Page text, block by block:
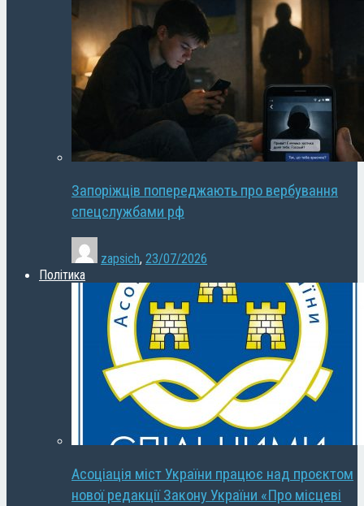
Запоріжців попереджають про вербування
спецслужбами рф
zapsich, 23/07/2026
Політика
Асоціація міст України працює над проєктом
нової редакції Закону України «Про місцеві